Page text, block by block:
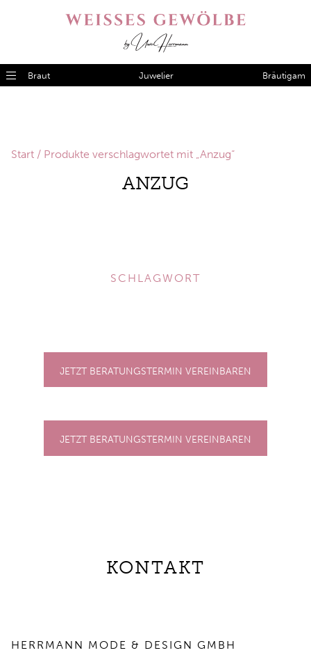
Braut Juwelier Bräutigam
Start / Produkte verschlagwortet mit „Anzug“
ANZUG
SCHLAGWORT
JETZT BERATUNGSTERMIN VEREINBAREN
JETZT BERATUNGSTERMIN VEREINBAREN
KONTAKT
HERRMANN MODE & DESIGN GMBH